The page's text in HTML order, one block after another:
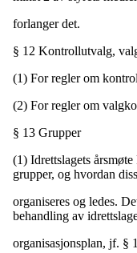
forlanger det.
§ 12 Kontrollutvalg,
(1) For regler om
(2) For regler om
§ 13 Grupper
(1) Idrettslagets
grupper, og hvordan
organiseres og ledes.
behandling av
organisasjonsplan, jf. §